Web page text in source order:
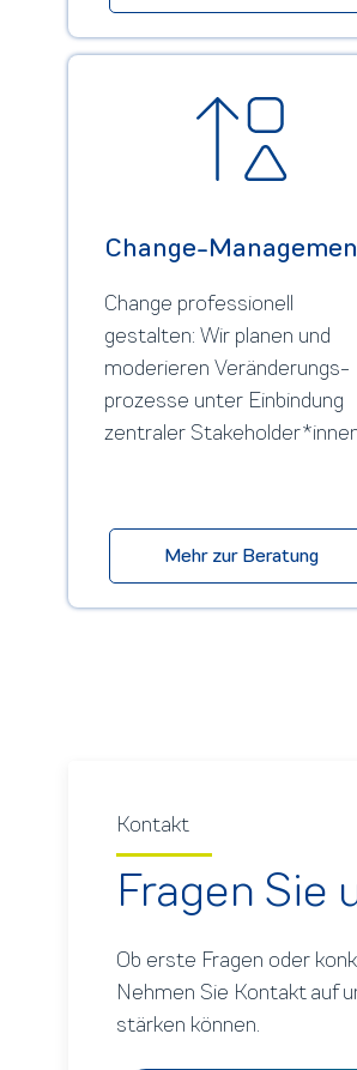
Change-
Change professionell
gestalten: Wir planen und
moderieren Veränderungs­
prozesse unter Einbindung
zentraler
Mehr zur Beratung
Kontakt
Fragen Sie
Ob erste Fragen oder
Nehmen Sie Kontakt auf
stärken können.